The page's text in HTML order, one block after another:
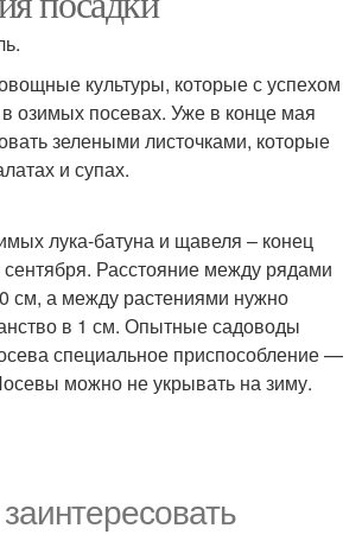
культуры, которые с успехом
озимых посевах. Уже в конце мая
зелеными листочками, которые
и супах.
лука-батуна и щавеля – конец
Расстояние между рядами
см, а между растениями нужно
в 1 см. Опытные садоводы
специальное приспособление —
можно не укрывать на зиму.